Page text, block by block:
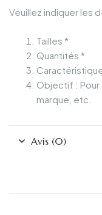
Veuillez indiquer les
Tailles *
Quantités *
Objectif :
marque, etc.
Avis (0)